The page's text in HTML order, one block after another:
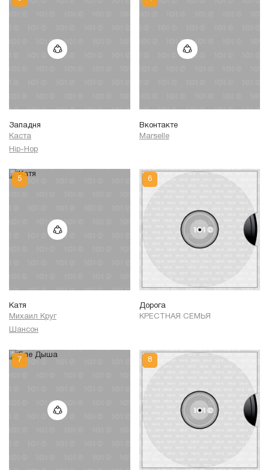
Западня
Каста
Hip-Hop
Вконтакте
Marselle
Катя
Михаил Круг
Шансон
Дорога
КРЕСТНАЯ СЕМЬЯ